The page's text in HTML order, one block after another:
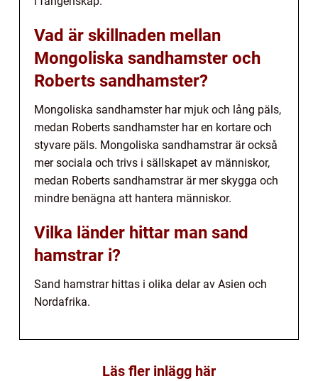
Vad är skillnaden mellan
Mongoliska sandhamster och
Roberts sandhamster?
Mongoliska sandhamster har mjuk och lång päls,
medan Roberts sandhamster har en kortare och
styvare päls. Mongoliska sandhamstrar är också
mer sociala och trivs i sällskapet av människor,
medan Roberts sandhamstrar är mer skygga och
mindre benägna att hantera människor.
Vilka länder hittar man sand
hamstrar i?
Sand hamstrar hittas i olika delar av Asien och
Nordafrika.
Läs fler inlägg här